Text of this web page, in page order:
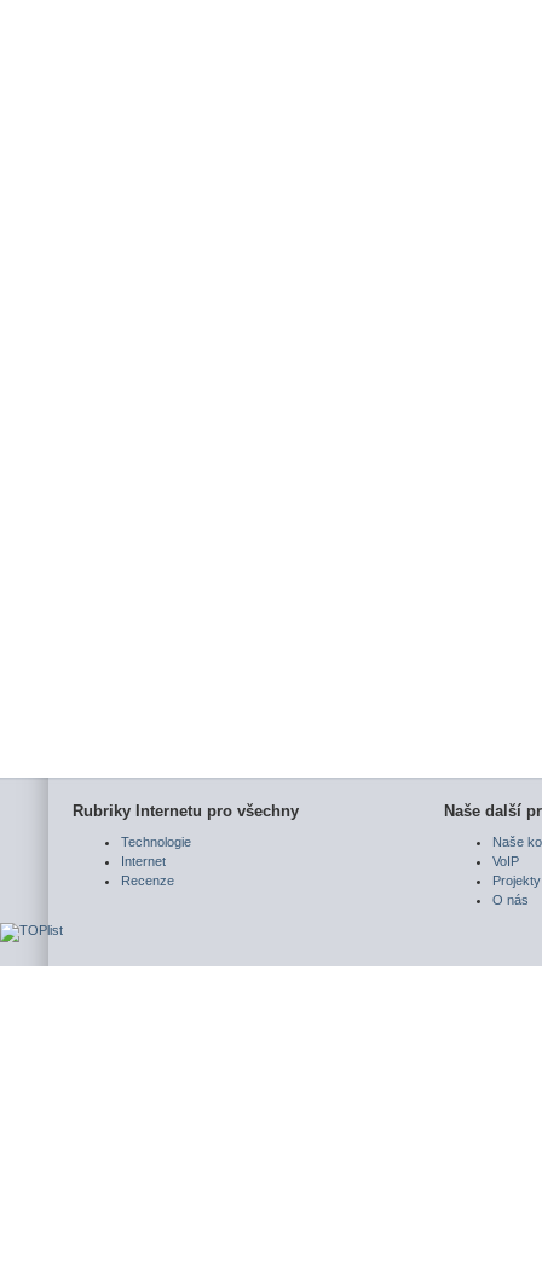
Rubriky Internetu pro všechny
Technologie
Internet
Recenze
Naše další
Naše
VoIP
Projekty
O nás